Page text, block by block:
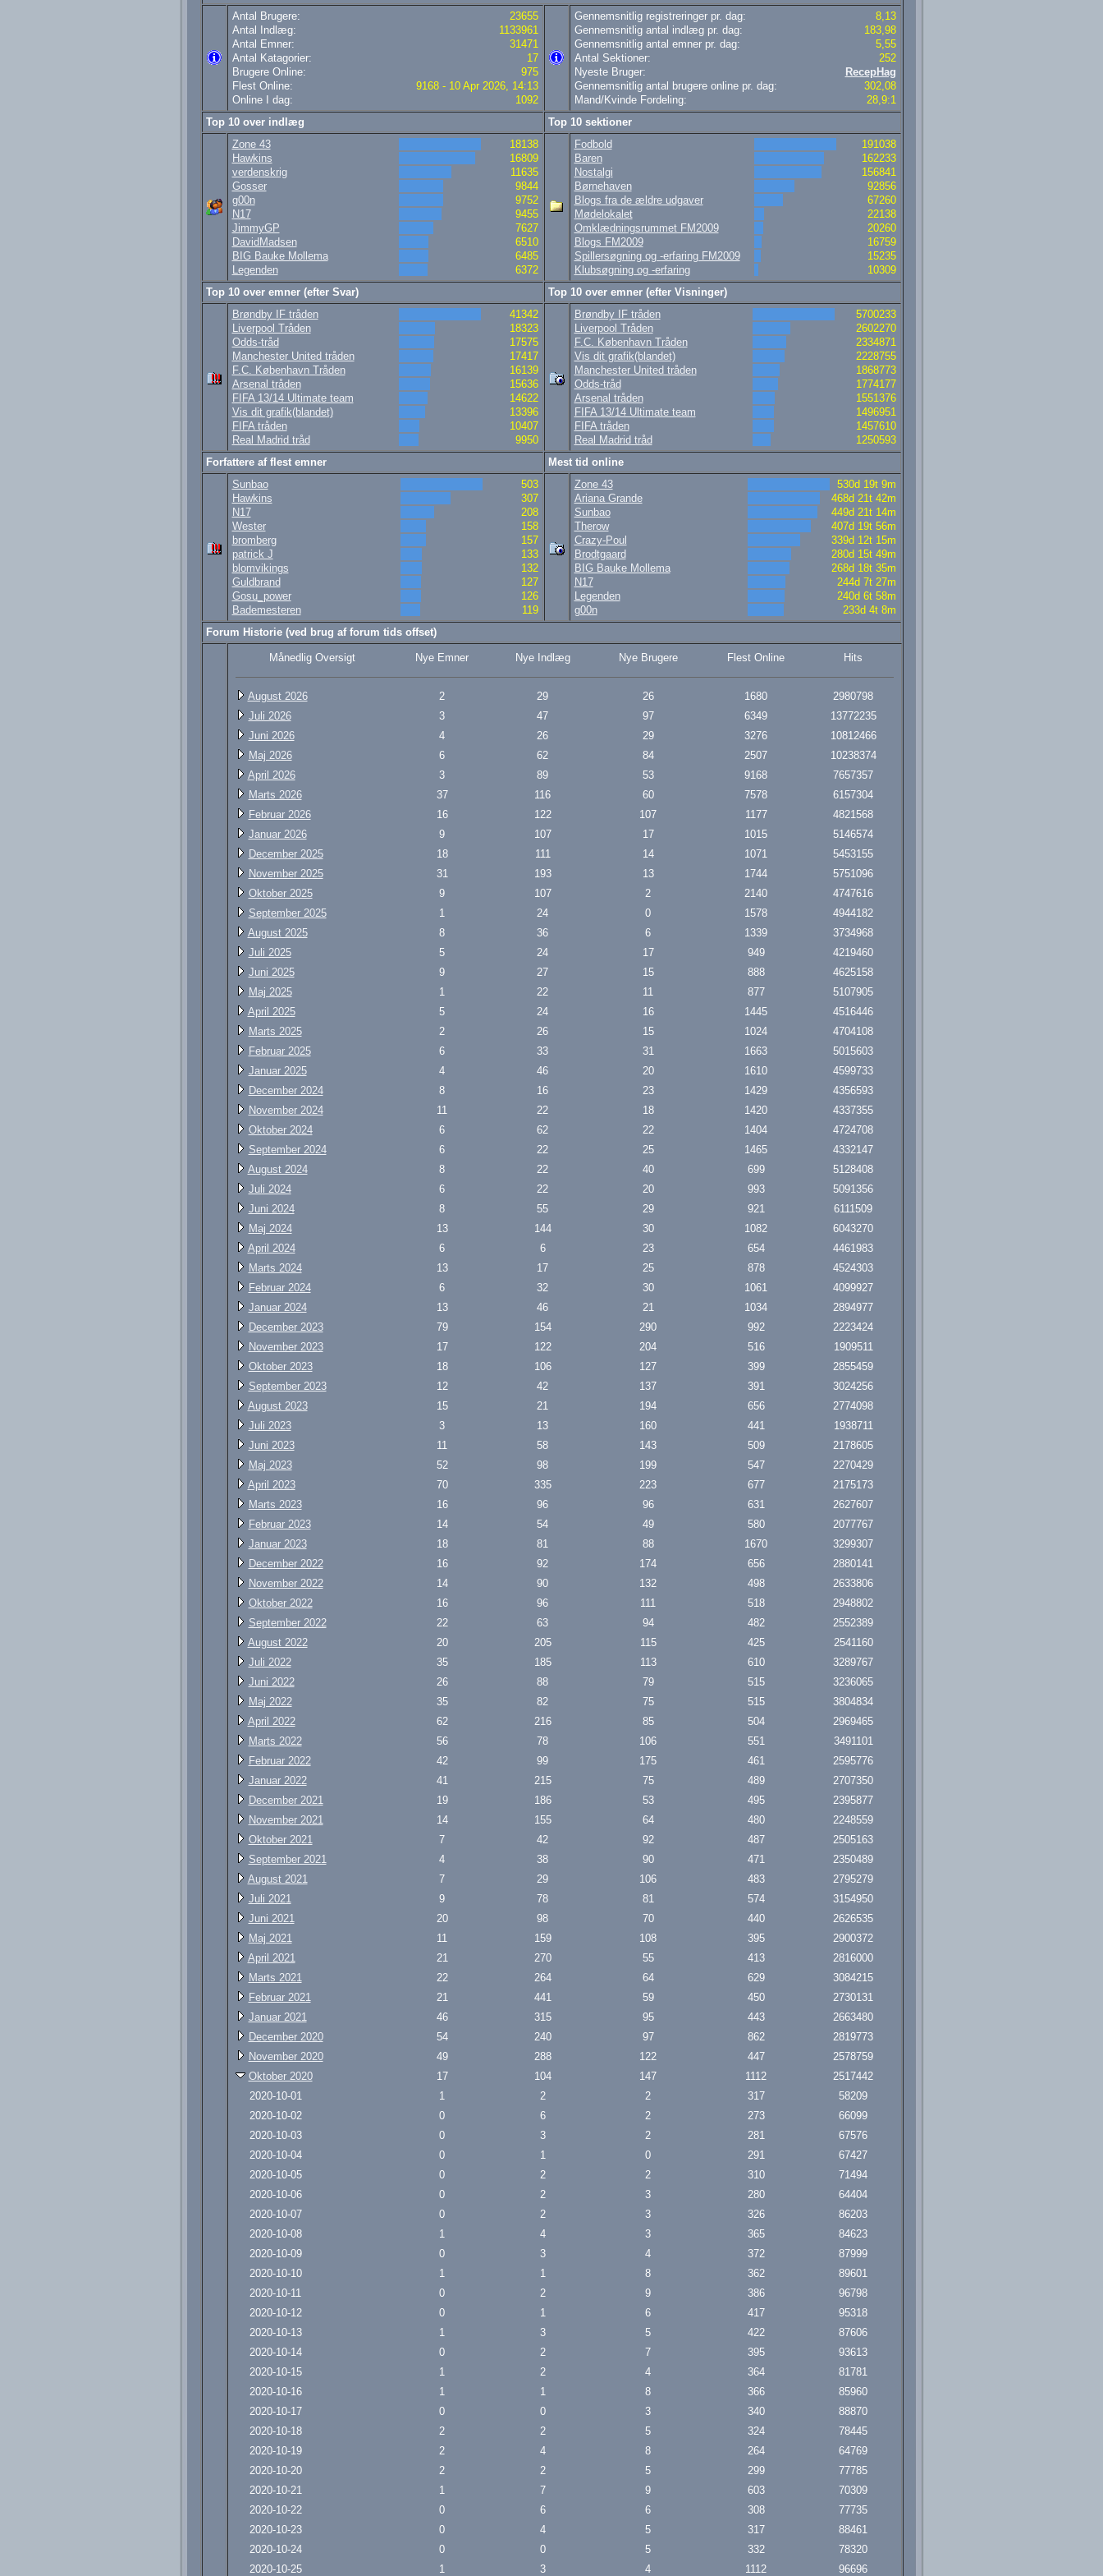
Antal Brugere:
23655
Antal Indlæg:
1133961
Antal Emner:
31471
Antal Katagorier:
17
Brugere Online:
975
Flest Online:
9168 - 10 Apr 2026, 14:13
Online I dag:
1092
Gennemsnitlig registreringer pr. dag:
8,13
Gennemsnitlig antal indlæg pr. dag:
183,98
Gennemsnitlig antal emner pr. dag:
5,55
Antal Sektioner:
252
Nyeste Bruger:
RecepHag
Gennemsnitlig antal brugere online pr. dag:
302,08
Mand/Kvinde Fordeling:
28,9:1
Top 10 over indlæg
Top 10 sektioner
Zone 43
18138
Hawkins
16809
verdenskrig
11635
Gosser
9844
g00n
9752
N17
9455
JimmyGP
7627
DavidMadsen
6510
BIG Bauke Mollema
6485
Legenden
6372
Fodbold
191038
Baren
162233
Nostalgi
156841
Børnehaven
92856
Blogs fra de ældre udgaver
67260
Mødelokalet
22138
Omklædningsrummet FM2009
20260
Blogs FM2009
16759
Spillersøgning og -erfaring FM2009
15235
Klubsøgning og -erfaring
10309
Top 10 over emner (efter Svar)
Top 10 over emner (efter Visninger)
Brøndby IF tråden
41342
Liverpool Tråden
18323
Odds-tråd
17575
Manchester United tråden
17417
F.C. København Tråden
16139
Arsenal tråden
15636
FIFA 13/14 Ultimate team
14622
Vis dit grafik(blandet)
13396
FIFA tråden
10407
Real Madrid tråd
9950
Brøndby IF tråden
5700233
Liverpool Tråden
2602270
F.C. København Tråden
2334871
Vis dit grafik(blandet)
2228755
Manchester United tråden
1868773
Odds-tråd
1774177
Arsenal tråden
1551376
FIFA 13/14 Ultimate team
1496951
FIFA tråden
1457610
Real Madrid tråd
1250593
Forfattere af flest emner
Mest tid online
Sunbao
503
Hawkins
307
N17
208
Wester
158
bromberg
157
patrick J
133
blomvikings
132
Guldbrand
127
Gosu_power
126
Bademesteren
119
Zone 43
530d 19t 9m
Ariana Grande
468d 21t 42m
Sunbao
449d 21t 14m
Therow
407d 19t 56m
Crazy-Poul
339d 12t 15m
Brodtgaard
280d 15t 49m
BIG Bauke Mollema
268d 18t 35m
N17
244d 7t 27m
Legenden
240d 6t 58m
g00n
233d 4t 8m
Forum Historie (ved brug af forum tids offset)
Månedlig Oversigt Nye Emner Nye Indlæg Nye Brugere Flest Online Hits
August 2026 2 29 26 1680
2980798
Juli 2026
3 47 97 6349
13772235
Juni 2026
4 26 29 3276
10812466
Maj 2026
6 62 84 2507
10238374
April 2026
3 89 53 9168
7657357
Marts 2026
37 116 60 7578
6157304
Februar 2026
16 122 107 1177
4821568
Januar 2026
9 107 17 1015
5146574
December 2025
18 111 14 1071
5453155
November 2025
31 193 13 1744
5751096
Oktober 2025
9 107 2 2140
4747616
September 2025
1 24 0 1578
4944182
August 2025
8 36 6 1339
3734968
Juli 2025
5 24 17 949
4219460
Juni 2025
9 27 15 888
4625158
Maj 2025
1 22 11 877
5107905
April 2025
5 24 16 1445
4516446
Marts 2025
2 26 15 1024
4704108
Februar 2025
6 33 31 1663
5015603
Januar 2025
4 46 20 1610
4599733
December 2024
8 16 23 1429
4356593
November 2024
11 22 18 1420
4337355
Oktober 2024
6 62 22 1404
4724708
September 2024
6 22 25 1465
4332147
August 2024
8 22 40 699
5128408
Juli 2024
6 22 20 993
5091356
Juni 2024
8 55 29 921
6111509
Maj 2024
13 144 30 1082
6043270
April 2024
6 6 23 654
4461983
Marts 2024
13 17 25 878
4524303
Februar 2024
6 32 30 1061
4099927
Januar 2024
13 46 21 1034
2894977
December 2023
79 154 290 992
2223424
November 2023
17 122 204 516
1909511
Oktober 2023
18 106 127 399
2855459
September 2023
12 42 137 391
3024256
August 2023
15 21 194 656
2774098
Juli 2023
3 13 160 441
1938711
Juni 2023
11 58 143 509
2178605
Maj 2023
52 98 199 547
2270429
April 2023
70 335 223 677
2175173
Marts 2023
16 96 96 631
2627607
Februar 2023
14 54 49 580
2077767
Januar 2023
18 81 88 1670
3299307
December 2022
16 92 174 656
2880141
November 2022
14 90 132 498
2633806
Oktober 2022
16 96 111 518
2948802
September 2022
22 63 94 482
2552389
August 2022
20 205 115 425
2541160
Juli 2022
35 185 113 610
3289767
Juni 2022
26 88 79 515
3236065
Maj 2022
35 82 75 515
3804834
April 2022
62 216 85 504
2969465
Marts 2022
56 78 106 551
3491101
Februar 2022
42 99 175 461
2595776
Januar 2022
41 215 75 489
2707350
December 2021
19 186 53 495
2395877
November 2021
14 155 64 480
2248559
Oktober 2021
7 42 92 487
2505163
September 2021
4 38 90 471
2350489
August 2021
7 29 106 483
2795279
Juli 2021
9 78 81 574
3154950
Juni 2021
20 98 70 440
2626535
Maj 2021
11 159 108 395
2900372
April 2021
21 270 55 413
2816000
Marts 2021
22 264 64 629
3084215
Februar 2021
21 441 59 450
2730131
Januar 2021
46 315 95 443
2663480
December 2020
54 240 97 862
2819773
November 2020
49 288 122 447
2578759
Oktober 2020
17 104 147 1112
2517442
2020-10-01
1 2 2 317
58209
2020-10-02
0 6 2 273
66099
2020-10-03
0 3 2 281
67576
2020-10-04
0 1 0 291
67427
2020-10-05
0 2 2 310
71494
2020-10-06
0 2 3 280
64404
2020-10-07
0 2 3 326
86203
2020-10-08
1 4 3 365
84623
2020-10-09
0 3 4 372
87999
2020-10-10
1 1 8 362
89601
2020-10-11
0 2 9 386
96798
2020-10-12
0 1 6 417
95318
2020-10-13
1 3 5 422
87606
2020-10-14
0 2 7 395
93613
2020-10-15
1 2 4 364
81781
2020-10-16
1 1 8 366
85960
2020-10-17
0 0 3 340
88870
2020-10-18
2 2 5 324
78445
2020-10-19
2 4 8 264
64769
2020-10-20
2 2 5 299
77785
2020-10-21
1 7 9 603
70309
2020-10-22
0 6 6 308
77735
2020-10-23
0 4 5 317
88461
2020-10-24
0 0 5 332
78320
2020-10-25
1 3 4 1112 96696